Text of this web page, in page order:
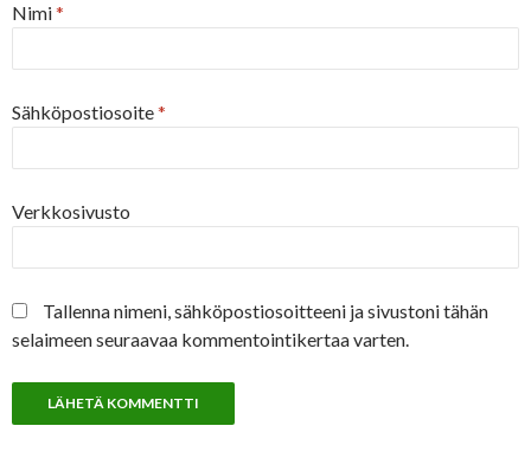
Nimi*
Sähköpostiosoite*
Verkkosivusto
Tallenna nimeni, sähköpostiosoitteeni ja sivustoni tähän
selaimeen seuraavaa kommentointikertaa varten.